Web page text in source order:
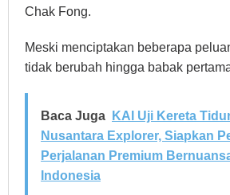
Chak Fong.
Meski menciptakan beberapa
tidak berubah hingga babak
Baca Juga
KAI Uji Kereta
Nusantara Explorer, Siapkan
Perjalanan Premium
Indonesia